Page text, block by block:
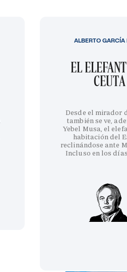
EL
CEUTA
Desde el mirador
también se ve,
Yebel Musa, el
habitación del
reclinándose ante
Incluso en los
ALBERTO GARCÍA